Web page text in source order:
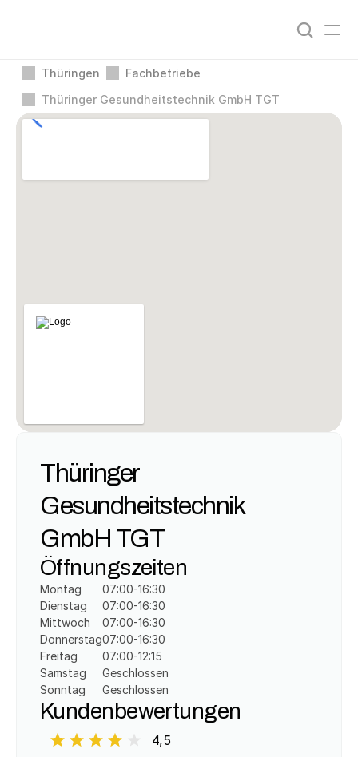
Thüringen
Fachbetriebe
Thüringer Gesundheitstechnik GmbH TGT
Thüringer
Gesundheitstechnik
GmbH TGT
Öffnungszeiten
Montag
Dienstag
Mittwoch
Donnerstag
Freitag
Samstag
Sonntag
07:00-16:30
07:00-16:30
07:00-16:30
07:00-16:30
07:00-12:15
Geschlossen
Geschlossen
Kundenbewertungen
4,5